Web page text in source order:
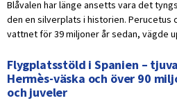
Blåvalen har länge ansetts vara det
den en silverplats i historien. Perucetus
vattnet för 39 miljoner år sedan, vägde
Flygplatsstöld i Spanien –
Hermès-väska och över 90
och juveler